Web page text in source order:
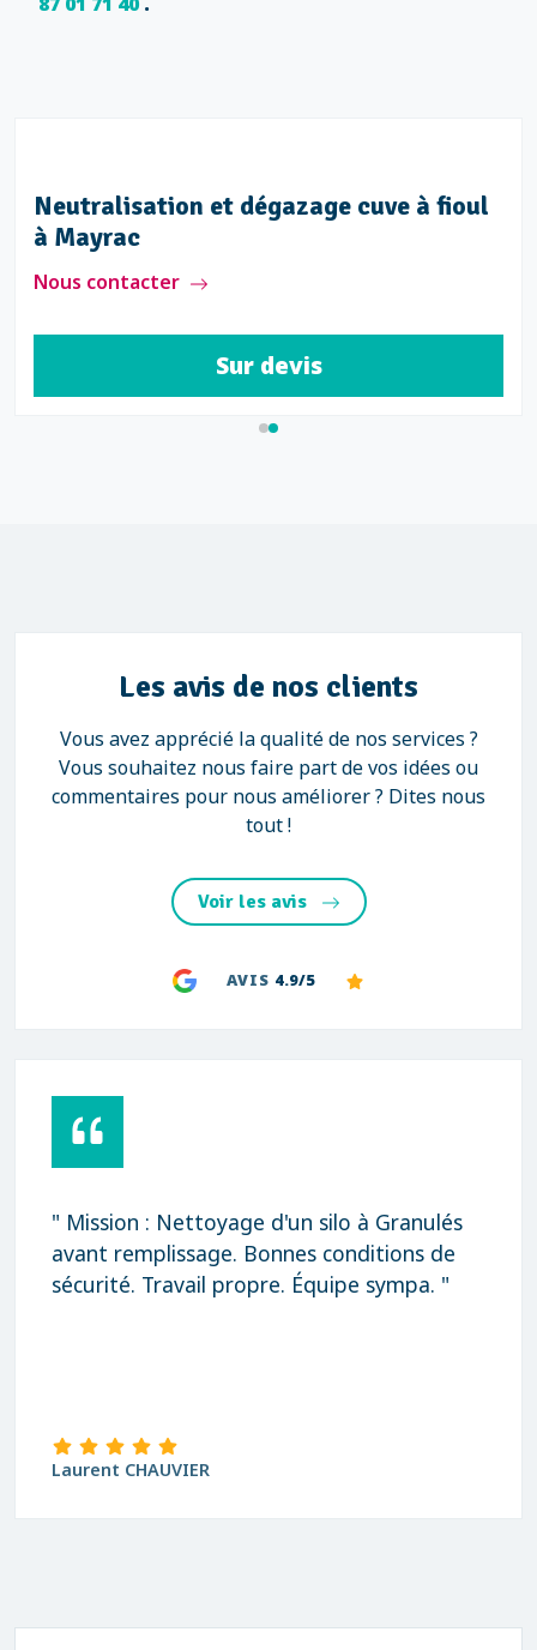
Neutralisation et dégazage cuve à fioul
à Mayrac
Nous contacter
Sur devis
Les avis de nos clients
Vous avez apprécié la qualité de nos services ?
Vous souhaitez nous faire part de vos idées ou
commentaires pour nous améliorer ? Dites nous
tout !
Voir les avis
AVIS 4.9/5
" Mission : Nettoyage d'un silo à Granulés
avant remplissage. Bonnes conditions de
sécurité. Travail propre. Équipe sympa. "
Laurent CHAUVIER